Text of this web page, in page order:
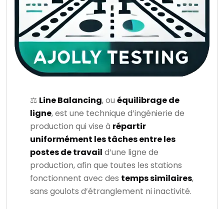
⚖️ Line Balancing, ouéquilibrage de
ligne, est une technique d’ingénierie de
production qui vise à répartir
uniformément les tâches entre les
postes de travail d’une ligne de
production, afin que toutes les stations
fonctionnent avec des temps similaires,
sans goulots d’étranglement ni inactivité.